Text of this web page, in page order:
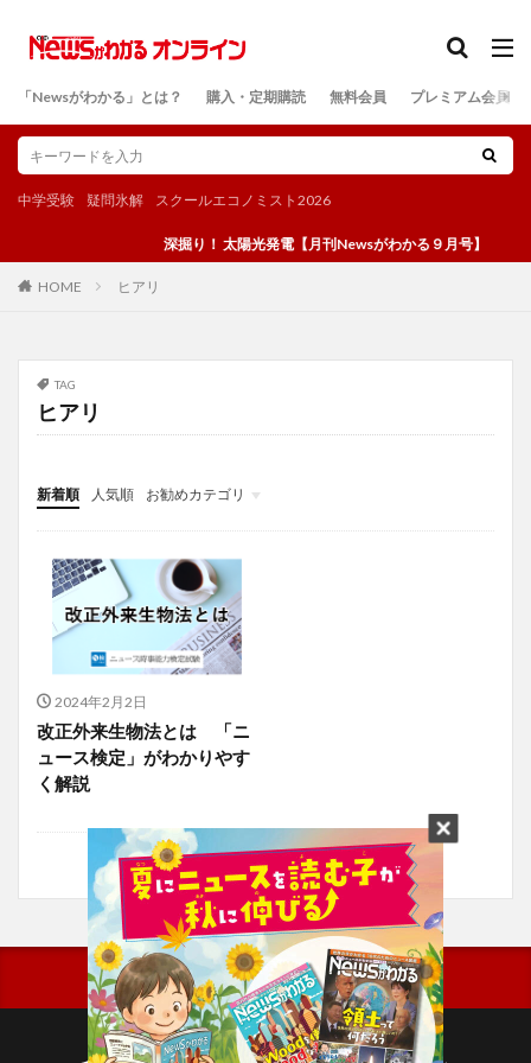
「Newsがわかる」とは？ 購入・定期購読 無料会員 プレミアム会員
中学受験 疑問氷解 スクールエコノミスト2026
深掘り！ 太陽光発電【月刊Newsがわかる９月号】
HOME ヒアリ
TAG
ヒアリ
新着順 人気順
お勧めカテゴリ
投稿
学び
マンガ
電子書籍
2024年2月2日
改正外来生物法とは 「ニ
ュース検定」がわかりやす
く解説
検索